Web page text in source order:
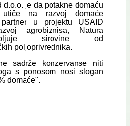
d.o.o. je da potakne domaću
na razvoj domaće
u projektu USAID
agrobiznisa, Natura
sirovine od
poljoprivrednika.
sadrže konzervanse niti
s ponosom nosi slogan
domaće".